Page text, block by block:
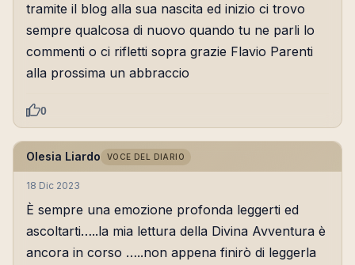
tramite il blog alla sua nascita ed inizio ci trovo
sempre qualcosa di nuovo quando tu ne parli lo
commenti o ci rifletti sopra grazie Flavio Parenti
alla prossima un abbraccio
0
Olesia Liardo VOCE DEL DIARIO
18 Dic 2023
È sempre una emozione profonda leggerti ed
ascoltarti…..la mia lettura della Divina Avventura è
ancora in corso …..non appena finirò di leggerla